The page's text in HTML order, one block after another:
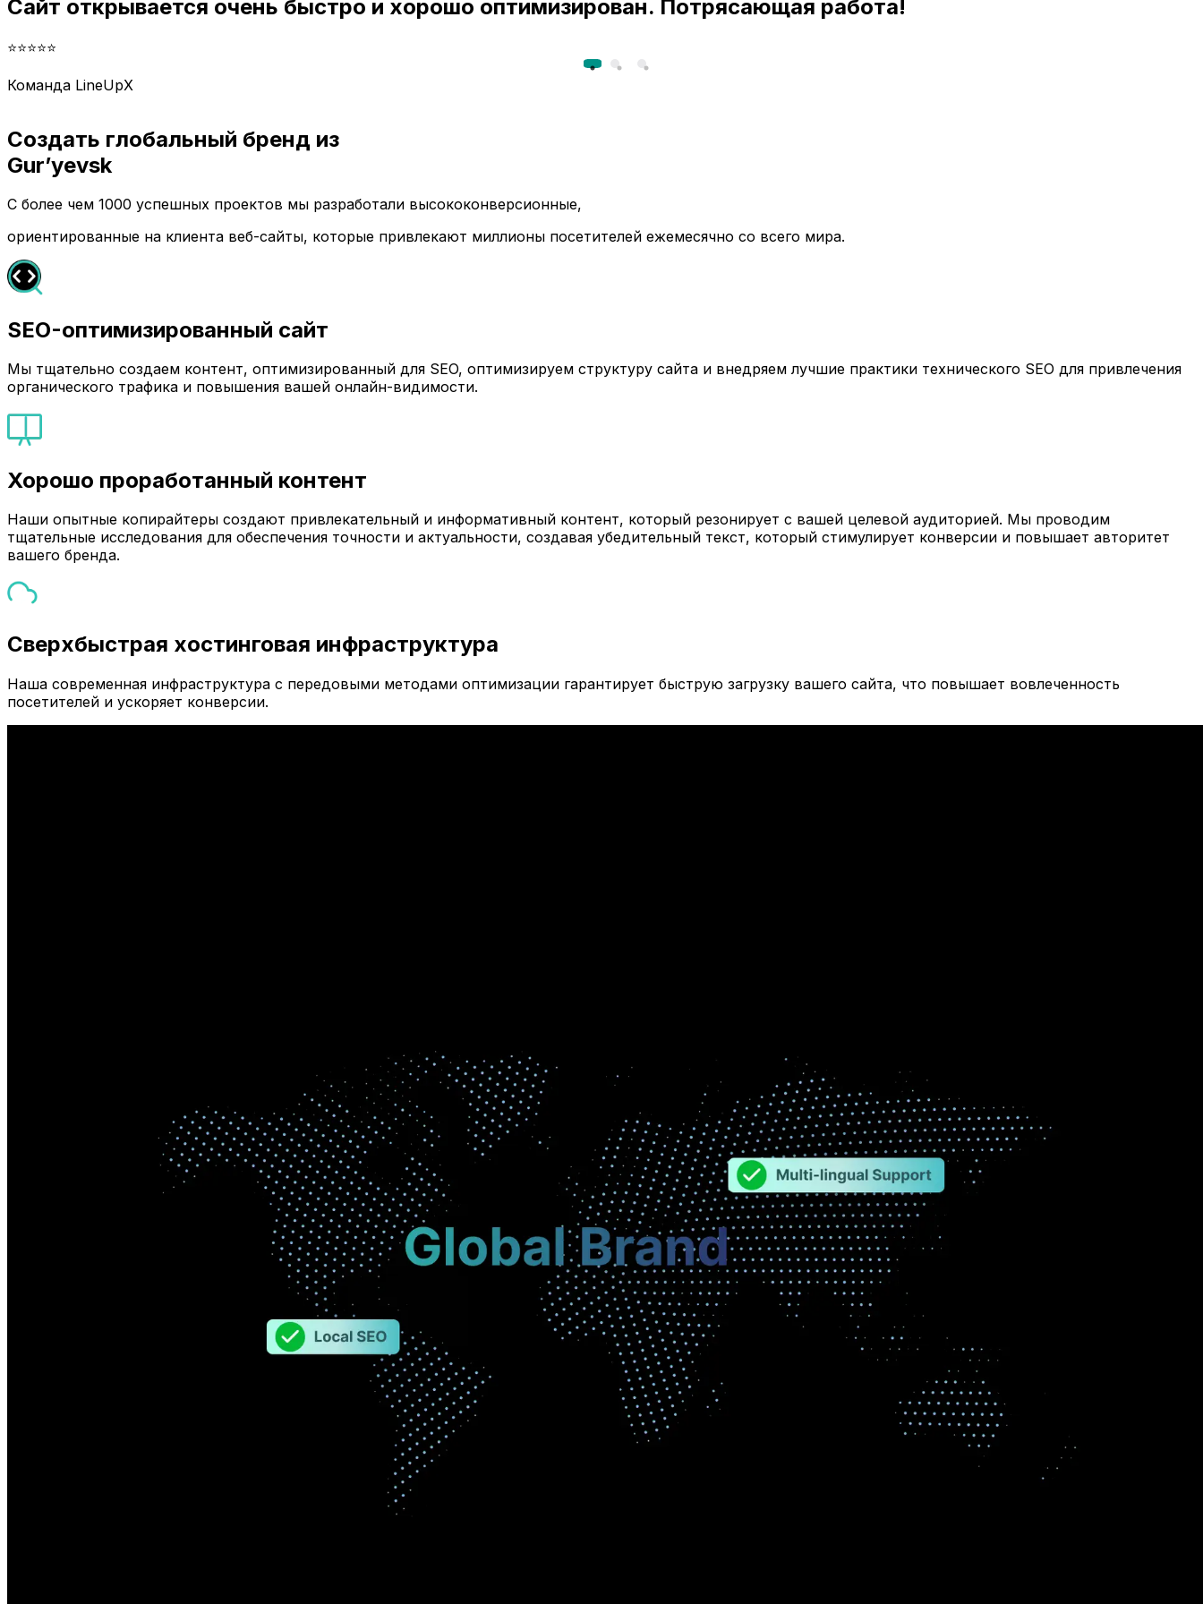
Сайт открывается очень быстро и хорошо оптимизирован. Потрясающая работа!
⭐⭐⭐⭐⭐
Команда LineUpX
Создать глобальный бренд из
Gur’yevsk
С более чем 1000 успешных проектов мы разработали высококонверсионные,
ориентированные на клиента веб-сайты, которые привлекают миллионы посетителей ежемесячно со всего мира.
SEO-оптимизированный сайт
Мы тщательно создаем контент, оптимизированный для SEO, оптимизируем структуру сайта и внедряем лучшие практики технического SEO для привлечения
органического трафика и повышения вашей онлайн-видимости.
Хорошо проработанный контент
Наши опытные копирайтеры создают привлекательный и информативный контент, который резонирует с вашей целевой аудиторией. Мы проводим
тщательные исследования для обеспечения точности и актуальности, создавая убедительный текст, который стимулирует конверсии и повышает авторитет
вашего бренда.
Сверхбыстрая хостинговая инфраструктура
Наша современная инфраструктура с передовыми методами оптимизации гарантирует быструю загрузку вашего сайта, что повышает вовлеченность
посетителей и ускоряет конверсии.